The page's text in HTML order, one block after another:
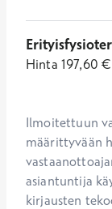
Hinta 197,60 €
Ilmoitettuun
määrittyvään
asiantuntija
kirjausten